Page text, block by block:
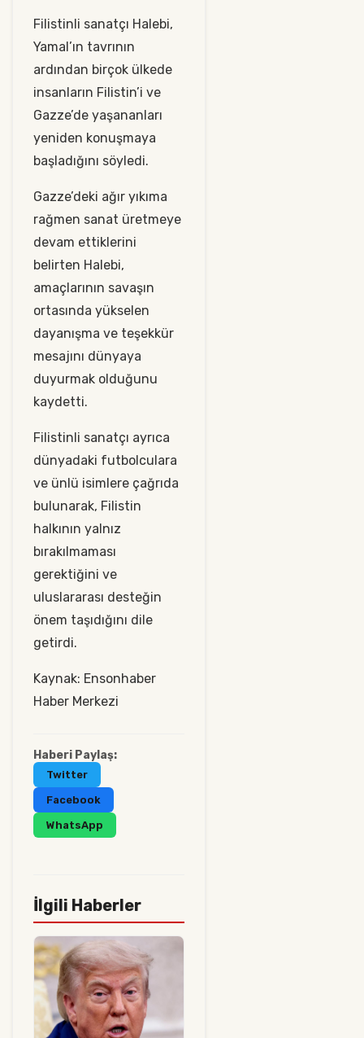
Filistinli sanatçı Halebi,
Yamal’ın tavrının
ardından birçok ülkede
insanların Filistin’i ve
Gazze’de yaşananları
yeniden konuşmaya
başladığını söyledi.
Gazze’deki ağır yıkıma
rağmen sanat üretmeye
devam ettiklerini
belirten Halebi,
amaçlarının savaşın
ortasında yükselen
dayanışma ve teşekkür
mesajını dünyaya
duyurmak olduğunu
kaydetti.
Filistinli sanatçı ayrıca
dünyadaki futbolculara
ve ünlü isimlere çağrıda
bulunarak, Filistin
halkının yalnız
bırakılmaması
gerektiğini ve
uluslararası desteğin
önem taşıdığını dile
getirdi.
Kaynak: Ensonhaber
Haber Merkezi
Haberi Paylaş:
Twitter
Facebook
WhatsApp
İlgili Haberler